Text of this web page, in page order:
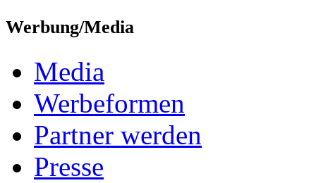
Werbung/Media
Media
Werbeformen
Partner werden
Presse